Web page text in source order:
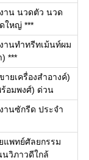
าน นวดตัว นวด
ใหญ่ ***
านทำทรีทเม้นท์ผม
***
ายเครื่องสำอางค์)
ร้อมพงศ์) ด่วน
านซักรีด ประจำ
แพทย์ศัลยกรรม
นวิภาวดีใกล้